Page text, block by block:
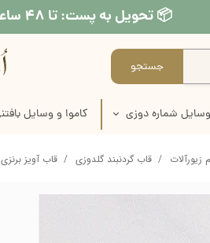
وسایل شماره دوزی
سوزن شماره دوزی
کاموا و وسایل
عروسک بافتنی
📦 تحویل به پست: تا ۴۸ ساعت |
جستجو
زیورآلات قاب گردنبند گلدوزی قاب آویز برنزی